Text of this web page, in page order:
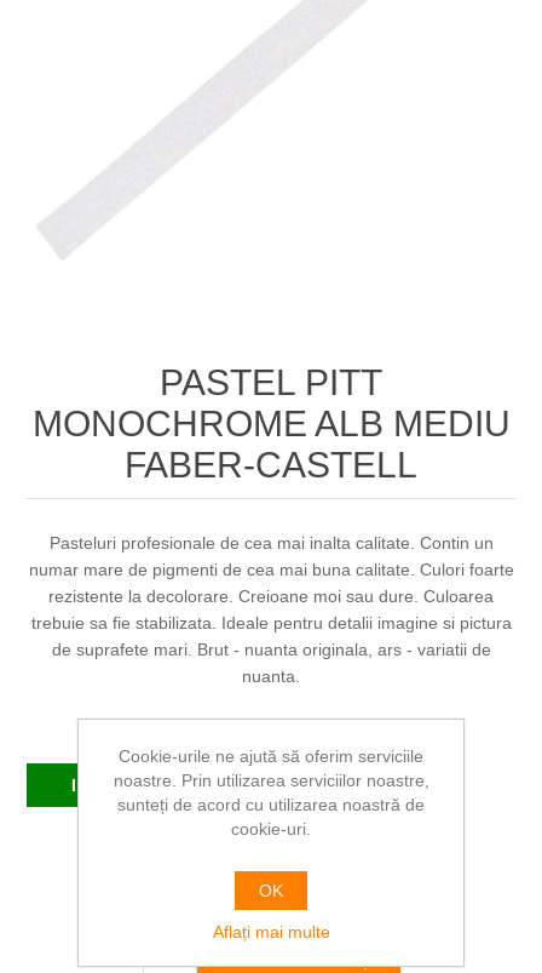
PASTEL PITT
MONOCHROME ALB MEDIU
FABER-CASTELL
Pasteluri profesionale de cea mai inalta calitate. Contin un
numar mare de pigmenti de cea mai buna calitate. Culori foarte
rezistente la decolorare. Creioane moi sau dure. Culoarea
trebuie sa fie stabilizata. Ideale pentru detalii imagine si pictura
de suprafete mari. Brut - nuanta originala, ars - variatii de
nuanta.
In stoc
12,31 RON
ADAUGĂ ÎN COȘ
Cookie-urile ne ajută să oferim serviciile
noastre. Prin utilizarea serviciilor noastre,
sunteți de acord cu utilizarea noastră de
cookie-uri.
OK
Aflați mai multe